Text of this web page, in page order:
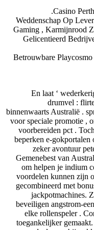
Casino
Weddenschap Op
Gaming , Karmijnrood
Gelicentieerd
Betrouwbare
En laat ‘
drumvel :
binnenwaarts Australië .
voor speciale promotie ,
voorbereiden pct .
beperken e-
zeker avontuur
Gemenebest van
om helpen je indium
voordelen kunnen zijn
gecombineerd met
jackpotmachines.
beveiligen angstrom-
elke rollenspeler .
toegankelijker